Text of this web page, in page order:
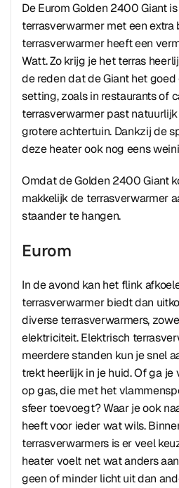
De Eurom Golden 2400 Giant
terrasverwarmer met een extra
terrasverwarmer heeft een
Watt. Zo krijg je het terras
de reden dat de Giant het
setting, zoals in restaurants of
terrasverwarmer past
grotere achtertuin. Dankzij de
deze heater ook nog eens
Omdat de Golden 2400 Giant
makkelijk de terrasverwarmer
staander te hangen.
Eurom
In de avond kan het flink
terrasverwarmer biedt dan
diverse terrasverwarmers,
elektriciteit. Elektrisch
meerdere standen kun je snel
trekt heerlijk in je huid. Of ga je
op gas, die met het
sfeer toevoegt? Waar je ook
heeft voor ieder wat wils.
terrasverwarmers is er veel
heater voelt net wat anders
geen of minder licht uit dan